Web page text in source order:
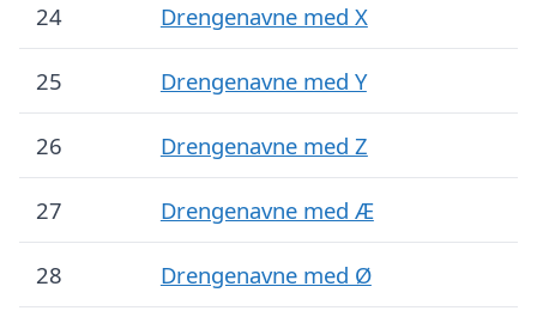
24 Drengenavne med X
25 Drengenavne med Y
26 Drengenavne med Z
27 Drengenavne med Æ
28 Drengenavne med Ø